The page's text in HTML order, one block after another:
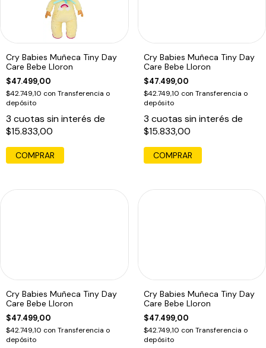
Cry Babies Muñeca Tiny Day
Care Bebe Lloron
$47.499,00
$42.749,10 con Transferencia o
depósito
3 cuotas sin interés de
$15.833,00
Cry Babies Muñeca Tiny Day
Care Bebe Lloron
$47.499,00
$42.749,10 con Transferencia o
depósito
3 cuotas sin interés de
$15.833,00
Cry Babies Muñeca Tiny Day
Care Bebe Lloron
$47.499,00
$42.749,10 con Transferencia o
depósito
Cry Babies Muñeca Tiny Day
Care Bebe Lloron
$47.499,00
$42.749,10 con Transferencia o
depósito